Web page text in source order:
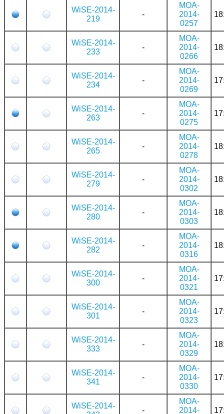
WiSE-2014-
219
-
MOA-
2014-
0257
WiSE-2014-
233
-
MOA-
2014-
0266
WiSE-2014-
234
-
MOA-
2014-
0269
WiSE-2014-
263
-
MOA-
2014-
0275
WiSE-2014-
265
-
MOA-
2014-
0278
WiSE-2014-
279
-
MOA-
2014-
0302
WiSE-2014-
280
-
MOA-
2014-
0303
WiSE-2014-
282
-
MOA-
2014-
0316
WiSE-2014-
300
-
MOA-
2014-
0321
WiSE-2014-
301
-
MOA-
2014-
0323
WiSE-2014-
333
-
MOA-
2014-
0329
WiSE-2014-
341
-
MOA-
2014-
0330
WiSE-2014-
-
MOA-
2014-